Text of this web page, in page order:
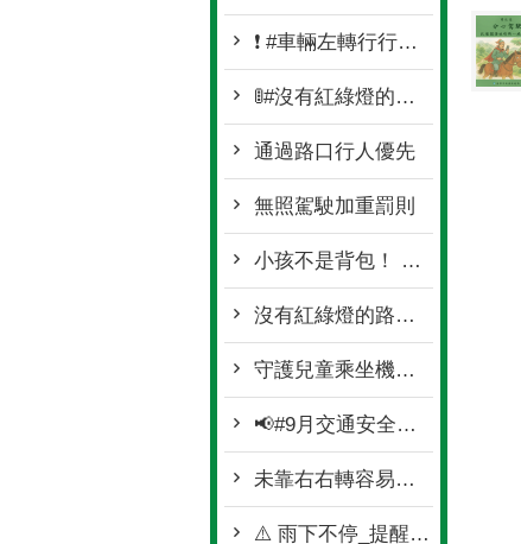
❗ #車輛左轉行行好🚥❗
🚦#沒有紅綠燈的路口_真的不能快🚦
通過路口行人優先
無照駕駛加重罰則
小孩不是背包！ 請遵守機車騎乘安全守則
沒有紅綠燈的路口 看到閃光紅燈/停標誌/停標字就要停
守護兒童乘坐機車安全守則
📢#9月交通安全月_持續守護行人安全🩷
未靠右右轉容易造成 #右轉側撞事故💥
⚠️ 雨下不停_提醒一下大家 ⚠️🌧